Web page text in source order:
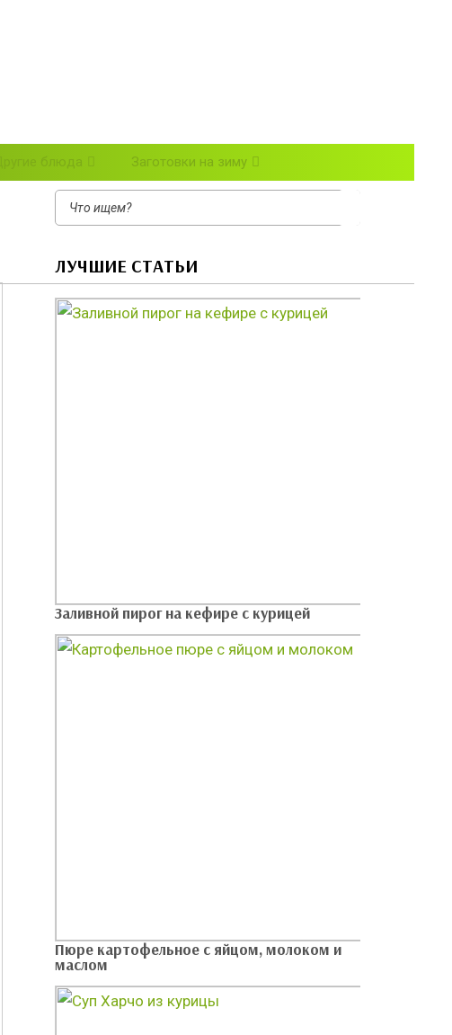
Другие блюда Заготовки на зиму
ЛУЧШИЕ СТАТЬИ
Заливной пирог на кефире с курицей
Пюре картофельное с яйцом, молоком и
маслом